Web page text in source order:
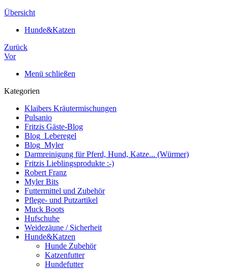
Übersicht
Hunde&Katzen
Zurück
Vor
Menü schließen
Kategorien
Klaibers Kräutermischungen
Pulsanio
Fritzis Gäste-Blog
Blog_Leberegel
Blog_Myler
Darmreinigung für Pferd, Hund, Katze... (Würmer)
Fritzis Lieblingsprodukte :-)
Robert Franz
Myler Bits
Futtermittel und Zubehör
Pflege- und Putzartikel
Muck Boots
Hufschuhe
Weidezäune / Sicherheit
Hunde&Katzen
Hunde Zubehör
Katzenfutter
Hundefutter